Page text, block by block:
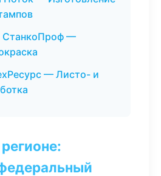
СтанкоПроф —
— Листо- и